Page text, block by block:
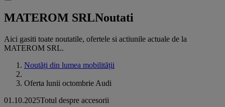
MATEROM SRLNoutati
Aici gasiti toate noutatile, ofertele si actiunile actuale de la
MATEROM SRL.
Noutăți din lumea mobilității
Oferta lunii octombrie Audi
01.10.2025Totul despre accesorii